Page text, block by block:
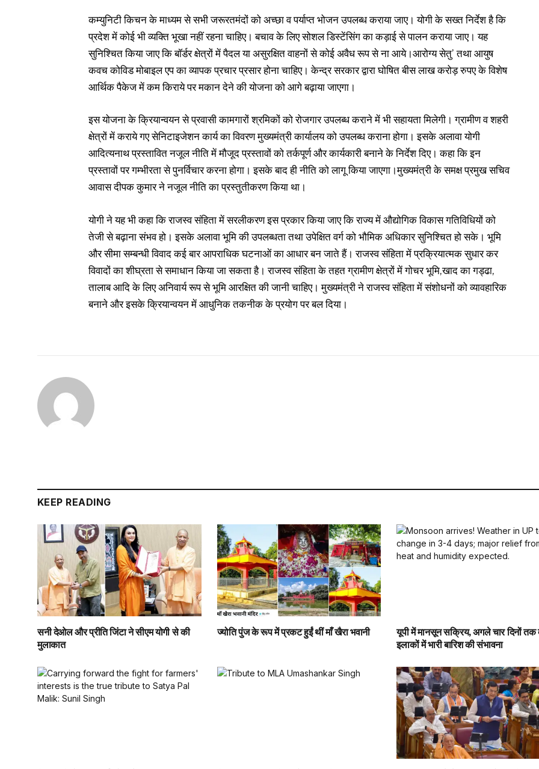
कम्युनिटी किचन के माध्यम से सभी जरूरतमंदों को अच्छा व पर्याप्त भोजन उपलब्ध कराया जाए। योगी के सख्त निर्देश है कि
प्रदेश में कोई भी व्यक्ति भूखा नहीं रहना चाहिए। बचाव के लिए सोशल डिस्टेंसिंग का कड़ाई से पालन कराया जाए। यह
सुनिश्चित किया जाए कि बाॅर्डर क्षेत्रों में पैदल या असुरक्षित वाहनों से कोई अवैध रूप से ना आये।आरोग्य सेतु’ तथा आयुष
कवच कोविड मोबाइल एप का व्यापक प्रचार प्रसार होना चाहिए। केन्द्र सरकार द्वारा घोषित बीस लाख करोड़ रुपए के विशेष
आर्थिक पैकेज में कम किराये पर मकान देने की योजना को आगे बढ़ाया जाएगा।
इस योजना के क्रियान्वयन से प्रवासी कामगारों श्रमिकों को रोजगार उपलब्ध कराने में भी सहायता मिलेगी। ग्रामीण व शहरी
क्षेत्रों में कराये गए सेनिटाइजेशन कार्य का विवरण मुख्यमंत्री कार्यालय को उपलब्ध कराना होगा। इसके अलावा योगी
आदित्यनाथ प्रस्तावित नजूल नीति में मौजूद प्रस्तावों को तर्कपूर्ण और कार्यकारी बनाने के निर्देश दिए। कहा कि इन
प्रस्तावों पर गम्भीरता से पुनर्विचार करना होगा। इसके बाद ही नीति को लागू किया जाएगा।मुख्यमंत्री के समक्ष प्रमुख सचिव
आवास दीपक कुमार ने नजूल नीति का प्रस्तुतीकरण किया था।
योगी ने यह भी कहा कि राजस्व संहिता में सरलीकरण इस प्रकार किया जाए कि राज्य में औद्योगिक विकास गतिविधियों को
तेजी से बढ़ाना संभव हो। इसके अलावा भूमि की उपलब्धता तथा उपेक्षित वर्ग को भौमिक अधिकार सुनिश्चित हो सके। भूमि
और सीमा सम्बन्धी विवाद कई बार आपराधिक घटनाओं का आधार बन जाते हैं। राजस्व संहिता में प्रक्रियात्मक सुधार कर
विवादों का शीघ्रता से समाधान किया जा सकता है। राजस्व संहिता के तहत ग्रामीण क्षेत्रों में गोचर भूमि,खाद का गड्ढा,
तालाब आदि के लिए अनिवार्य रूप से भूमि आरक्षित की जानी चाहिए। मुख्यमंत्री ने राजस्व संहिता में संशोधनों को व्यावहारिक
बनाने और इसके क्रियान्वयन में आधुनिक तकनीक के प्रयोग पर बल दिया।
KEEP READING
सनी देओल और प्रीति जिंटा ने सीएम योगी से की
मुलाकात
ज्योति पुंज के रूप में प्रकट हुईं थीं माँ खैरा भवानी
यूपी में मानसून सक्रिय, अगले चार दिनों तक
इलाकों में भारी बारिश की संभावना